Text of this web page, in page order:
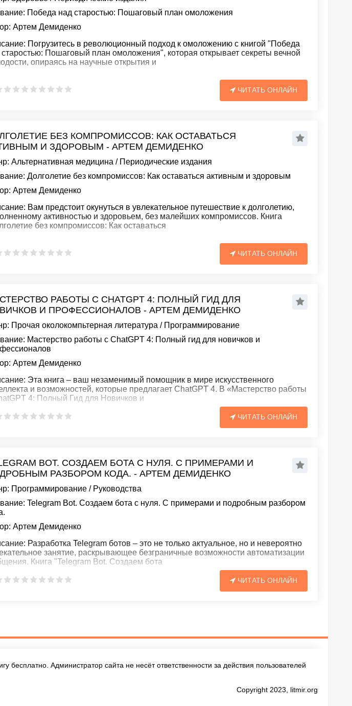
Победа над старостью: Пошаговый план омоложения
Артем Демиденко
Погрузитесь в революционный подход к омоложению с книгой "Победа
старостью: Пошаговый план омоложения", которая открывает секреты вечной
опираясь на научные открытия и
ЧИТАТЬ ОНЛАЙН
БЕЗ КОМПРОМИССОВ: КАК ОСТАВАТЬСЯ
И ЗДОРОВЫМ - АРТЕМ ДЕМИДЕНКО
Альтернативная медицина / Периодические издания
Долголетие без компромиссов: Как оставаться активным и здоровым
Артем Демиденко
Вам предстоит окунуться в увлекательное путешествие к долголетию,
активностью и здоровьем, без малейших компромиссов. Книга
без компромиссов: Как оставаться
ЧИТАТЬ ОНЛАЙН
РАБОТЫ С CHATGPT 4: ПОЛНЫЙ ГИД ДЛЯ
И ПРОФЕССИОНАЛОВ - АРТЕМ ДЕМИДЕНКО
Прочая околокомпьтерная литература / Программирование
Мастерство работы с ChatGPT 4: Полный гид для новичков и
Артем Демиденко
Эта книга – ваш незаменимый помощник в мире искусственного
и возможностей, которые предлагает ChatGPT 4. В «Мастерство работы
4: Полный Гид для Новичков и
ЧИТАТЬ ОНЛАЙН
BOT. СОЗДАЕМ БОТА С НУЛЯ. С ПРИМЕРАМИ И
РАЗБОРОМ КОДА. - АРТЕМ ДЕМИДЕНКО
Программирование / Руководства
Telegram Bot. Создаем бота с нуля. С примерами и подробным разбором
Артем Демиденко
Разработка Telegram ботов – это не только актуальное, но и невероятно
занятие, раскрывающее безграничные возможности автоматизации
Книга "Telegram Bot. Создаем бота
ЧИТАТЬ ОНЛАЙН
Администратор сайта не несёт ответственности за действия пользователей
Copyright 2023, litmir.org